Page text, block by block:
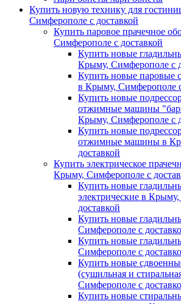
Купить новую технику для
Симферополе с доставкой
Купить паровое прачечное
Симферополе с доставкой
Купить новые
Крыму, Симферополе с
Купить новые
в Крыму, Симферополе
Купить новые
отжимные машины
Крыму, Симферополе с
Купить новые
отжимные машины в
доставкой
Купить электрическое
Крыму, Симферополе с
Купить новые
электрические в
доставкой
Купить новые
Симферополе с
Купить новые
Симферополе с
Купить новые
(сушильная и
Симферополе с
Купить новые